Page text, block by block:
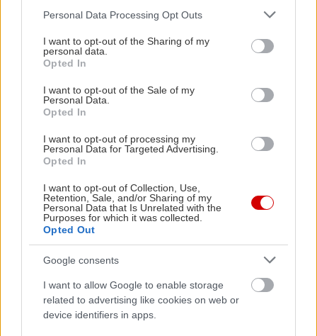
Please note that this website/app uses one or more Google
not limited to your visit or usage behaviour. You may click to
grant or deny consent to Google and its third-party tags to
use your data for below specified purposes in below Google
consent section.
Personal Data Processing Opt Outs
I want to opt-out of the Sharing of my
personal data.
Opted In
I want to opt-out of the Sale of my
Personal Data.
Opted In
I want to opt-out of processing my
Personal Data for Targeted Advertising.
Opted In
I want to opt-out of Collection, Use,
Retention, Sale, and/or Sharing of my
Personal Data that Is Unrelated with the
Purposes for which it was collected.
Opted Out
Google consents
I want to allow Google to enable storage
related to advertising like cookies on web or
device identifiers in apps.